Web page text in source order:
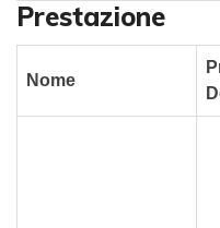
Prestazione
Nome